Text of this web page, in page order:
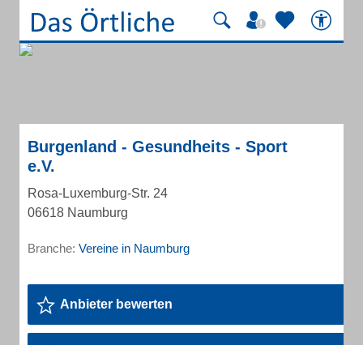
Burgenland - Gesundheits - Sport
e.V.
Rosa-Luxemburg-Str. 24
06618 Naumburg
Branche: Vereine in Naumburg
Anbieter bewerten